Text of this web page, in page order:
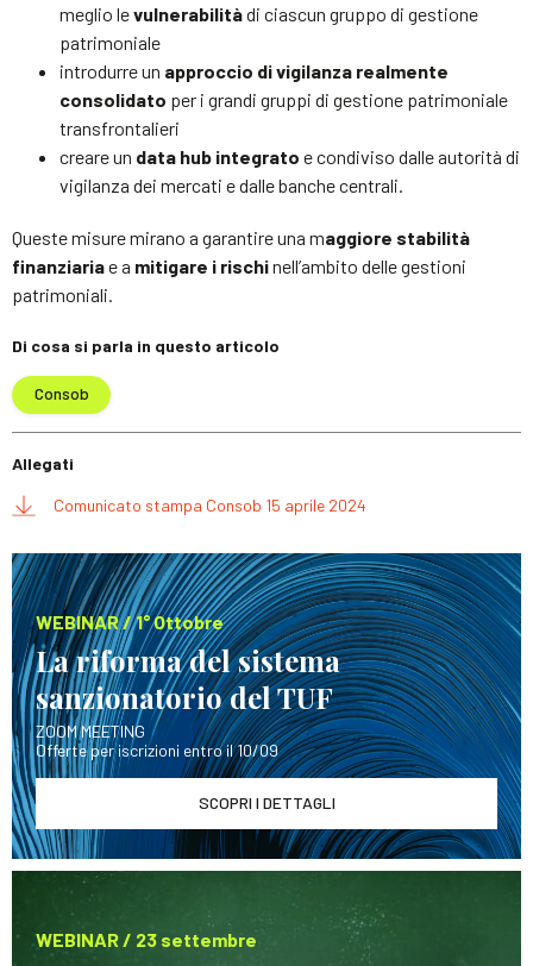
meglio levulnerabilitàdi ciascun gruppo di gestione
patrimoniale
introdurre un approccio di vigilanza realmente
consolidato per i grandi gruppi di gestione patrimoniale
transfrontalieri
creare un data hub integrato e condiviso dalle autorità di
vigilanza dei mercati e dalle banche centrali.
Queste misure mirano a garantire una maggiore stabilità
finanziariae a mitigare i rischinell’ambito delle gestioni
patrimoniali.
Di cosa si parla in questo articolo
Consob
Allegati
Comunicato stampa Consob 15 aprile 2024
WEBINAR / 1° Ottobre
La riforma del sistema
sanzionatorio del TUF
ZOOM MEETING
Offerte per iscrizioni entro il 10/09
SCOPRI I DETTAGLI
WEBINAR / 23 settembre